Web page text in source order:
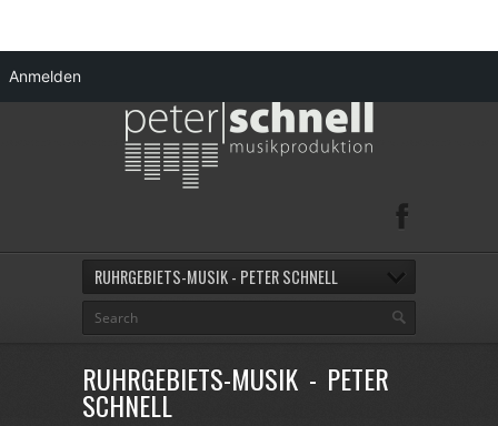
RUHRGEBIETS-MUSIK - PETER SCHNELL
RUHRGEBIETS-MUSIK - PETER
SCHNELL
Anmelden